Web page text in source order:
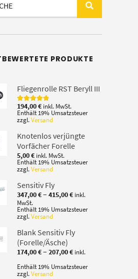
PRODUKTE
Fliegenrolle RST Beryll III
Bewertet mit
5.00von 5
194,00€ inkl. MwSt.
Enthält 19% Umsatzsteuer
zzgl.Versand
Knotenlos verjüngte
Vorfächer Forelle
5,00€ inkl. MwSt.
Enthält 19% Umsatzsteuer
zzgl.Versand
Sensitiv Fly
347,00€– 415,00€Preisspanne:
bis
inkl.
MwSt.
Enthält 19% Umsatzsteuer
zzgl.Versand
Blank Sensitiv Fly
(Forelle/Äsche)
174,00€– 207,00€Preisspanne:
bis
inkl.
Enthält 19% Umsatzsteuer
zzgl.Versand